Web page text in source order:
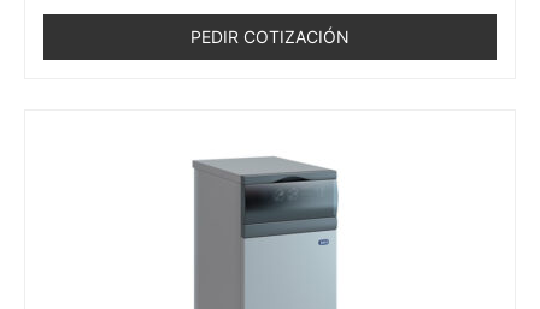
PEDIR COTIZACIÓN